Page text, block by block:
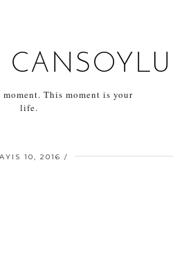
CANSOYLU
This moment is your
life.
10, 2016